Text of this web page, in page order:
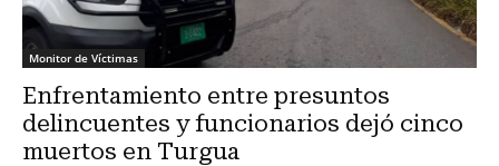
Monitor de Víctimas
Enfrentamiento entre presuntos
delincuentes y funcionarios dejó cinco
muertos en Turgua